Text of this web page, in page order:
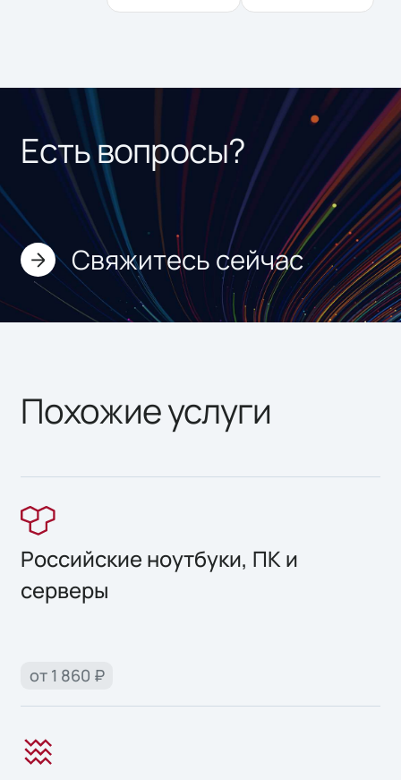
Есть вопросы?
Свяжитесь сейчас
Похожие услуги
Российские ноутбуки, ПК и
серверы
от 1 860 ₽